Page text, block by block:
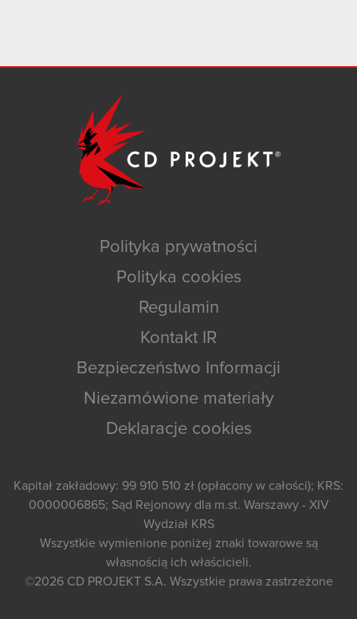
Polityka prywatności
Polityka cookies
Regulamin
Kontakt IR
Bezpieczeństwo Informacji
Niezamówione materiały
Deklaracje cookies
Kapitał zakładowy: 99 910 510 zł (opłacony w całości); KRS:
0000006865; Sąd Rejonowy dla m.st. Warszawy - XIV
Wydział KRS
Wszystkie wymienione poniżej znaki towarowe są
własnością ich właścicieli.
©2026 CD PROJEKT S.A. Wszystkie prawa zastrzeżone